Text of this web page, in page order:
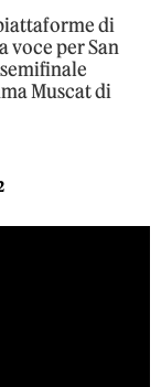
di
voce per San
Muscat di